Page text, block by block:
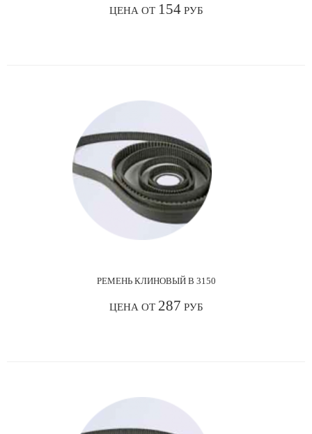
ЦЕНА ОТ 154РУБ
РЕМЕНЬ КЛИНОВЫЙ В 3150
ЦЕНА ОТ 287 РУБ